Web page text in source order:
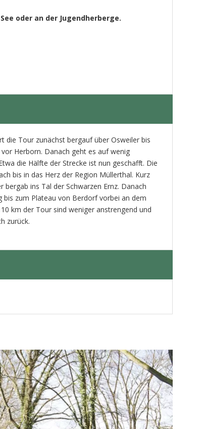
oder an der Jugendherberge.
die Tour zunächst bergauf über Osweiler bis
Herborn. Danach geht es auf wenig
die Hälfte der Strecke ist nun geschafft. Die
bis in das Herz der Region Müllerthal. Kurz
ins Tal der Schwarzen Ernz. Danach
zum Plateau von Berdorf vorbei an dem
km der Tour sind weniger anstrengend und
zurück.